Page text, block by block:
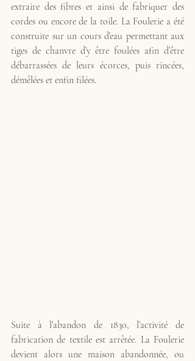
extraire des fibres et ainsi de fabriquer des
cordes ou encore de la toile. La Foulerie a été
construite sur un cours d’eau permettant aux
tiges de chanvre d’y être foulées afin d’être
débarrassées de leurs écorces, puis rincées,
démêlées et enfin filées.
Suite à l’abandon de 1830, l’activité de
fabrication de textile est arrêtée. La Foulerie
devient alors une maison abandonnée, ou